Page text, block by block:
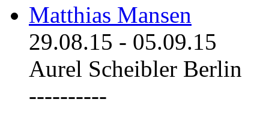
Matthias Mansen
29.08.15 - 05.09.15
Aurel Scheibler Berlin
----------